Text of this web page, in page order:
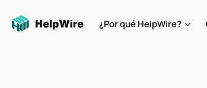
¿Por qué HelpWire?